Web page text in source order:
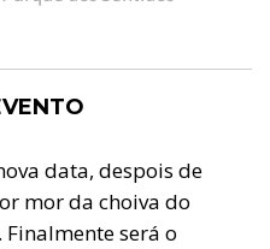
data, despois de
mor da choiva do
será o